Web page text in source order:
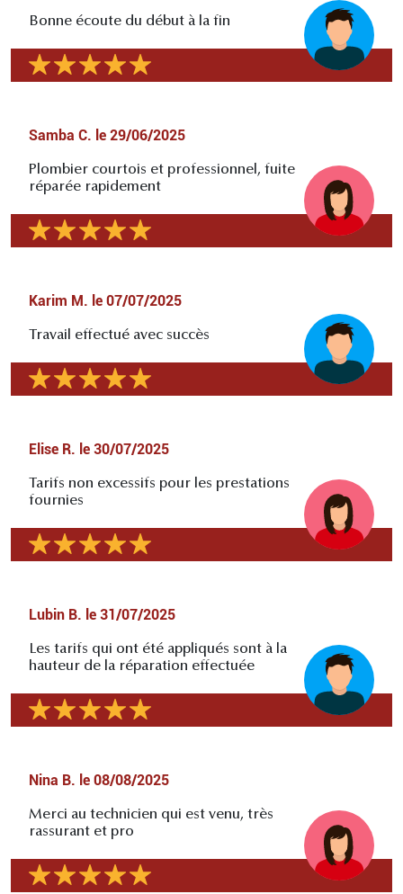
Bonne écoute du début à la fin
Samba C. le 29/06/2025
Plombier courtois et professionnel, fuite
réparée rapidement
Karim M. le 07/07/2025
Travail effectué avec succès
Elise R. le 30/07/2025
Tarifs non excessifs pour les prestations
fournies
Lubin B. le 31/07/2025
Les tarifs qui ont été appliqués sont à la
hauteur de la réparation effectuée
Nina B. le 08/08/2025
Merci au technicien qui est venu, très
rassurant et pro